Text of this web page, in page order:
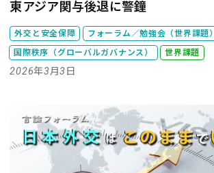
東アジア関与後退に警鐘
外交と安全保障 フォーラム／勉強会（世界課題）
国際秩序（グローバルガバナンス） 世界課題
2026年3月3日